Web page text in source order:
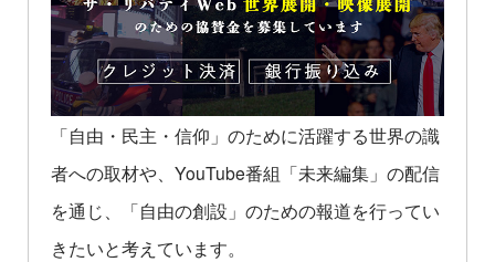
「自由・民主・信仰」のために活躍する世界の識
者への取材や、YouTube番組「未来編集」の配信
を通じ、「自由の創設」のための報道を行ってい
きたいと考えています。